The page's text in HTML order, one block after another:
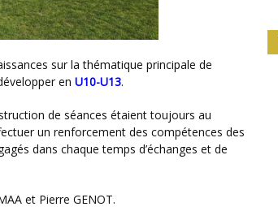
sur la thématique principale de
en U10-U13.
un renforcement des compétences des
dans chaque temps d’échanges et de
et Pierre GENOT.